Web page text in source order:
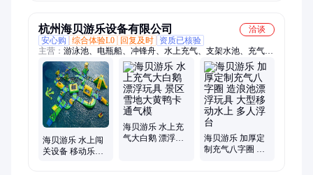
杭州海贝游乐设备有限公司
洽谈
安心购
综合体验L0 回复及时
资质已核验
主营： 游泳池、电瓶船、冲锋舟、水上充气、支架水池、充气水
池、水上滚筒、海贝水上、水上闯关、水上冰山、pvc装水袋、
充气玩具、水上气模、钓鱼船、海洋球、保龄球、漂流船、玻璃
滑道、海贝游乐、冲关设备、充气城堡、雪滑雪要、冰山设备、
滚筒设备、汽模滑梯
海贝游乐 水上闯
关设备 移动乐园
海贝游乐 水上充
气大白鹅 漂浮玩
海贝游乐 加厚定
制充气八字圈 造